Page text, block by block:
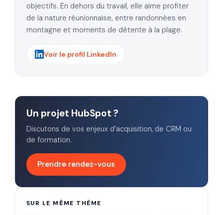
objectifs. En dehors du travail, elle aime profiter
de la nature réunionnaise, entre randonnées en
montagne et moments de détente à la plage.
Voir le profil LinkedIn
Un projet HubSpot ?
Discutons de vos enjeux d’acquisition, de CRM ou
de formation.
Prendre rendez-vous
SUR LE MÊME THÈME